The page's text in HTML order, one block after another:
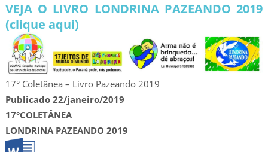
VEJA O LIVRO LONDRINA PAZEANDO 2019
(clique aqui)
17° Coletânea – Livro Pazeando 2019
Publicado 22/janeiro/2019
17°COLETÂNEA
LONDRINA PAZEANDO 2019